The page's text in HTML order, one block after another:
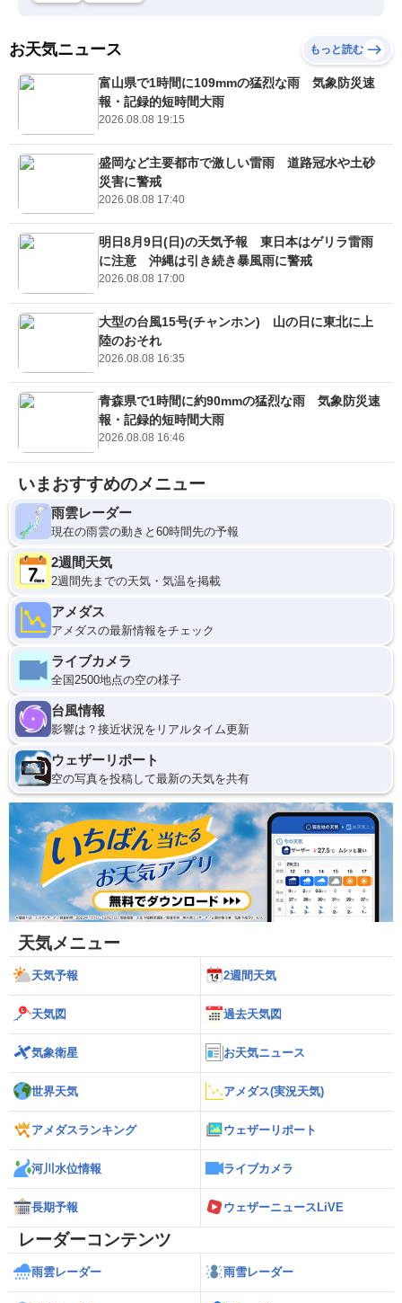
お天気ニュース もっと読む
富山県で1時間に109mmの猛烈な雨 気象防災速
報・記録的短時間大雨
2026.08.08 19:15
盛岡など主要都市で激しい雷雨 道路冠水や土砂
災害に警戒
2026.08.08 17:40
明日8月9日(日)の天気予報 東日本はゲリラ雷雨
に注意 沖縄は引き続き暴風雨に警戒
2026.08.08 17:00
大型の台風15号(チャンホン) 山の日に東北に上
陸のおそれ
2026.08.08 16:35
青森県で1時間に約90mmの猛烈な雨 気象防災速
報・記録的短時間大雨
2026.08.08 16:46
いまおすすめのメニュー
雨雲レーダー
現在の雨雲の動きと60時間先の予報
2週間天気
2週間先までの天気・気温を掲載
アメダス
アメダスの最新情報をチェック
ライブカメラ
全国2500地点の空の様子
台風情報
影響は？接近状況をリアルタイム更新
ウェザーリポート
空の写真を投稿して最新の天気を共有
天気メニュー
天気予報 2週間天気
天気図 過去天気図
気象衛星 お天気ニュース
世界天気 アメダス(実況天気)
アメダスランキング ウェザーリポート
河川水位情報 ライブカメラ
長期予報 ウェザーニュースLiVE
レーダーコンテンツ
雨雲レーダー 雨雪レーダー